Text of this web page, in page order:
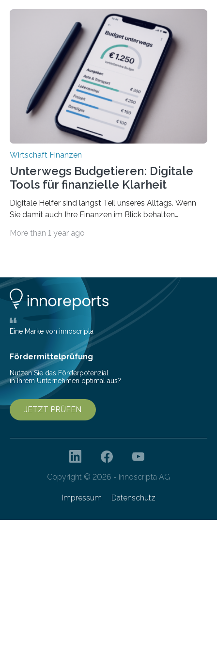
Unterkünfte fast überall deutlich teurer geworden. Für
viele Beschäftigte ist deshalb das zumeist im Juni oder
Juli ausgezahlte Urlaubsgeld ein wichtiger Faktor, um
sich den wohlverdienten Jahresurlaub leisten zu
können. Allerdings erhält mit 44 Prozent noch nicht
einmal die Hälfte aller Beschäftigten in der
Privatwirtschaft Urlaubsgeld. Zu diesem…
Wirtschaft Finanzen
Unterwegs Budgetieren: Digitale
Tools für finanzielle Klarheit
Digitale Helfer sind längst Teil unseres Alltags. Wenn
Sie damit auch Ihre Finanzen im Blick behalten
die genau das ermöglichen: Sie helfen Ihnen, Ausgaben
Lösungen interessieren. 1. Multibanking-Tools: Alle
Konten auf einen Blick Viele Banken bieten bereits in
ihrem Online-Banking eine Multibanking-Funktion an,
mit der sich Konten bei anderen Banken…
More than 1 year ago
Eine Marke von innoscripta
Fördermittelprüfung
Nutzen Sie das Förderpotenzial
in Ihrem Unternehmen optimal aus?
JETZT PRÜFEN
Copyright © 2026 - innoscripta AG
Impressum Datenschutz